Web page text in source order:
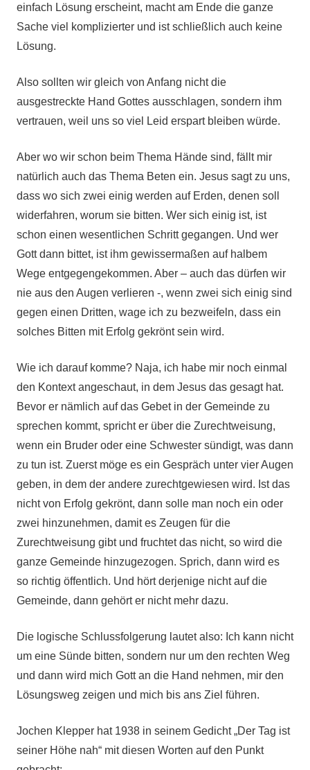
einfach Lösung erscheint, macht am Ende die ganze
Sache viel komplizierter und ist schließlich auch keine
Lösung.
Also sollten wir gleich von Anfang nicht die
ausgestreckte Hand Gottes ausschlagen, sondern ihm
vertrauen, weil uns so viel Leid erspart bleiben würde.
Aber wo wir schon beim Thema Hände sind, fällt mir
natürlich auch das Thema Beten ein. Jesus sagt zu uns,
dass wo sich zwei einig werden auf Erden, denen soll
widerfahren, worum sie bitten. Wer sich einig ist, ist
schon einen wesentlichen Schritt gegangen. Und wer
Gott dann bittet, ist ihm gewissermaßen auf halbem
Wege entgegengekommen. Aber – auch das dürfen wir
nie aus den Augen verlieren -, wenn zwei sich einig sind
gegen einen Dritten, wage ich zu bezweifeln, dass ein
solches Bitten mit Erfolg gekrönt sein wird.
Wie ich darauf komme? Naja, ich habe mir noch einmal
den Kontext angeschaut, in dem Jesus das gesagt hat.
Bevor er nämlich auf das Gebet in der Gemeinde zu
sprechen kommt, spricht er über die Zurechtweisung,
wenn ein Bruder oder eine Schwester sündigt, was dann
zu tun ist. Zuerst möge es ein Gespräch unter vier Augen
geben, in dem der andere zurechtgewiesen wird. Ist das
nicht von Erfolg gekrönt, dann solle man noch ein oder
zwei hinzunehmen, damit es Zeugen für die
Zurechtweisung gibt und fruchtet das nicht, so wird die
ganze Gemeinde hinzugezogen. Sprich, dann wird es
so richtig öffentlich. Und hört derjenige nicht auf die
Gemeinde, dann gehört er nicht mehr dazu.
Die logische Schlussfolgerung lautet also: Ich kann nicht
um eine Sünde bitten, sondern nur um den rechten Weg
und dann wird mich Gott an die Hand nehmen, mir den
Lösungsweg zeigen und mich bis ans Ziel führen.
Jochen Klepper hat 1938 in seinem Gedicht „Der Tag ist
seiner Höhe nah“ mit diesen Worten auf den Punkt